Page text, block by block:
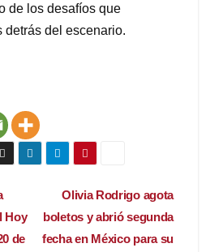
de los desafíos que
detrás del escenario.
Olivia Rodrigo agota
boletos y abrió segunda
fecha en México para su
Hoy
de